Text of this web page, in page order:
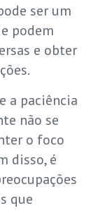
ser um
podem
e obter
a paciência
não se
o foco
disso, é
que